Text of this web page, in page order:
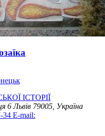
ІСТОРІЇ
6Львів 79005, Україна
34 E-mail: